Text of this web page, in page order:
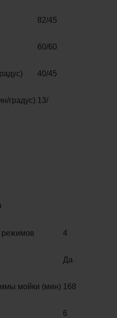
82/45
60/60
40/45
градус) 13/
режимов 4
Да
мойки (мин) 168
6